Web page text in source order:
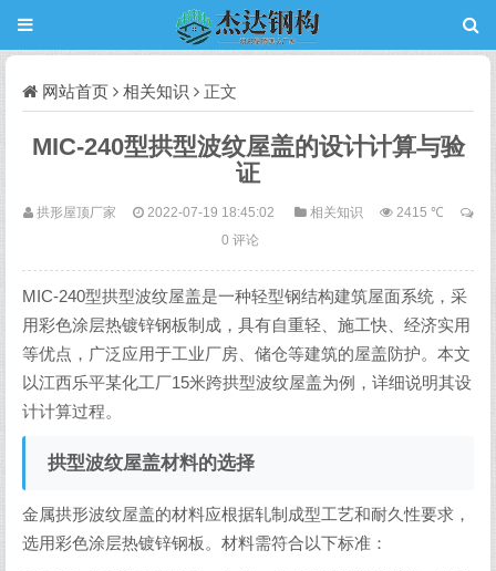
网站首页 相关知识 正文
MIC-240型拱型波纹屋盖的设计计算与验
证
拱形屋顶厂家 2022-07-19 18:45:02 相关知识
2415 ℃
0 评论
MIC-240型拱型波纹屋盖是一种轻型钢结构建筑屋面系统，采
用彩色涂层热镀锌钢板制成，具有自重轻、施工快、经济实用
等优点，广泛应用于工业厂房、储仓等建筑的屋盖防护。本文
以江西乐平某化工厂15米跨拱型波纹屋盖为例，详细说明其设
计计算过程。
拱型波纹屋盖材料的选择
金属拱形波纹屋盖的材料应根据轧制成型工艺和耐久性要求，
选用彩色涂层热镀锌钢板。材料需符合以下标准：